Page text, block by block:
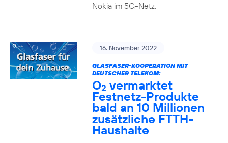
Nokia im 5G-Netz.
16. November 2022
GLASFASER-KOOPERATION MIT
DEUTSCHER TELEKOM:
O2 vermarktet
Festnetz-Produkte
bald an 10 Millionen
zusätzliche FTTH-
Haushalte